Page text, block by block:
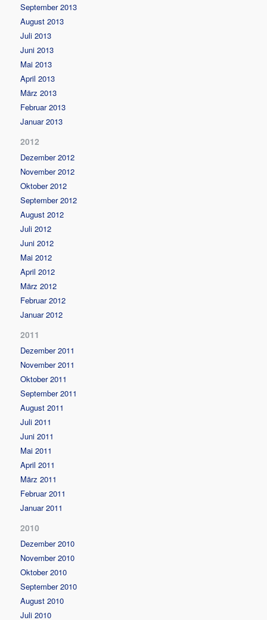
September 2013
August 2013
Juli 2013
Juni 2013
Mai 2013
April 2013
März 2013
Februar 2013
Januar 2013
2012
Dezember 2012
November 2012
Oktober 2012
September 2012
August 2012
Juli 2012
Juni 2012
Mai 2012
April 2012
März 2012
Februar 2012
Januar 2012
2011
Dezember 2011
November 2011
Oktober 2011
September 2011
August 2011
Juli 2011
Juni 2011
Mai 2011
April 2011
März 2011
Februar 2011
Januar 2011
2010
Dezember 2010
November 2010
Oktober 2010
September 2010
August 2010
Juli 2010